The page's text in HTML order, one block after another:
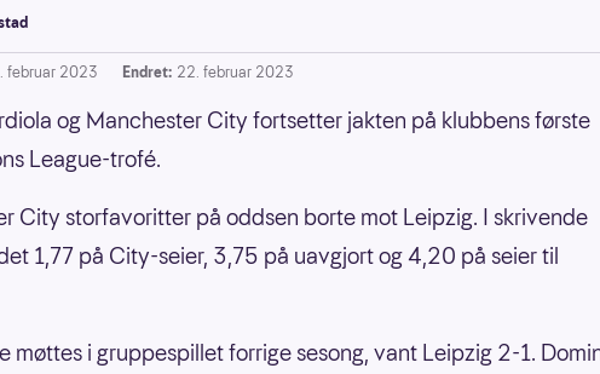
februar 2023 Endret: 22. februar 2023
og Manchester City fortsetter jakten på klubbens første
League-trofé.
City storfavoritter på oddsen borte mot Leipzig. I skrivende
1,77 på City-seier, 3,75 på uavgjort og 4,20 på seier til
møttes i gruppespillet forrige sesong, vant Leipzig 2-1.